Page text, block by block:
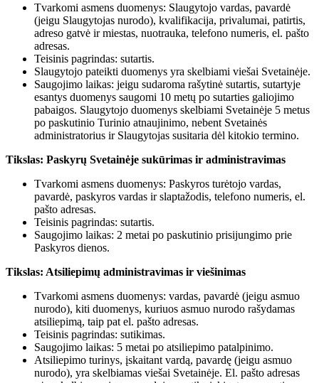
Tvarkomi asmens duomenys: Slaugytojo vardas, pavardė
(jeigu Slaugytojas nurodo), kvalifikacija, privalumai, patirtis,
adreso gatvė ir miestas, nuotrauka, telefono numeris, el. pašto
adresas.
Teisinis pagrindas: sutartis.
Slaugytojo pateikti duomenys yra skelbiami viešai Svetainėje.
Saugojimo laikas: jeigu sudaroma rašytinė sutartis, sutartyje
esantys duomenys saugomi 10 metų po sutarties galiojimo
pabaigos. Slaugytojo duomenys skelbiami Svetainėje 5 metus
po paskutinio Turinio atnaujinimo, nebent Svetainės
administratorius ir Slaugytojas susitaria dėl kitokio termino.
Tikslas: Paskyrų Svetainėje sukūrimas ir administravimas
Tvarkomi asmens duomenys: Paskyros turėtojo vardas,
pavardė, paskyros vardas ir slaptažodis, telefono numeris, el.
pašto adresas.
Teisinis pagrindas: sutartis.
Saugojimo laikas: 2 metai po paskutinio prisijungimo prie
Paskyros dienos.
Tikslas: Atsiliepimų administravimas ir viešinimas
Tvarkomi asmens duomenys: vardas, pavardė (jeigu asmuo
nurodo), kiti duomenys, kuriuos asmuo nurodo rašydamas
atsiliepimą, taip pat el. pašto adresas.
Teisinis pagrindas: sutikimas.
Saugojimo laikas: 5 metai po atsiliepimo patalpinimo.
Atsiliepimo turinys, įskaitant vardą, pavardę (jeigu asmuo
nurodo), yra skelbiamas viešai Svetainėje. El. pašto adresas